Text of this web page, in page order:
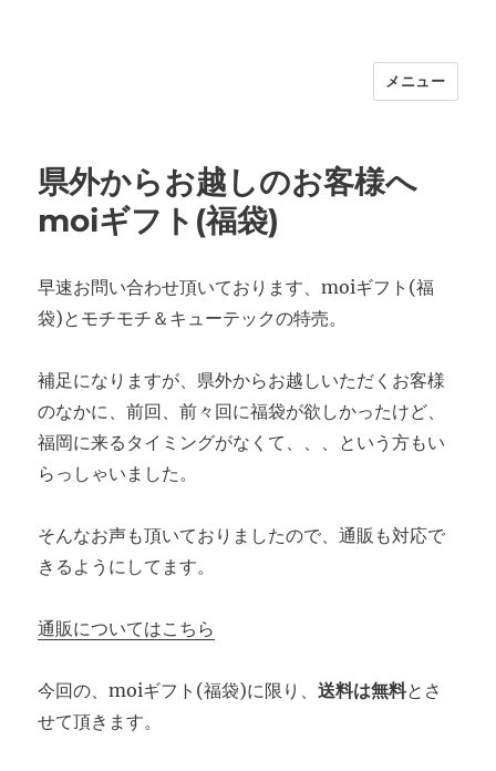
福岡｜天神/今泉/薬院の美容室｜moi
30代からの大人の本気ケアサロン｜オ
フィシャルサイト｜福岡天神エリアで
早朝7時から深夜24時まで営業｜天然
メニュー
県外からお越しのお客様へ
moiギフト(福袋)
早速お問い合わせ頂いております、moiギフト(福
袋)とモチモチ＆キューテックの特売。
補足になりますが、県外からお越しいただくお客様
のなかに、前回、前々回に福袋が欲しかったけど、
福岡に来るタイミングがなくて、、、という方もい
らっしゃいました。
そんなお声も頂いておりましたので、通販も対応で
きるようにしてます。
通販についてはこちら
今回の、moiギフト(福袋)に限り、送料は無料とさ
せて頂きます。